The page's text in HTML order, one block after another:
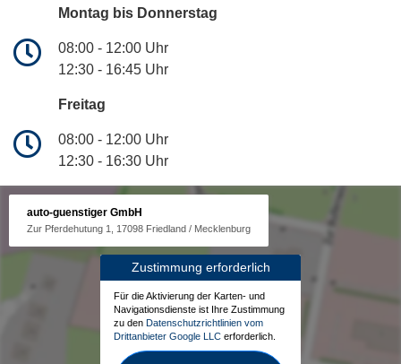
Montag bis Donnerstag
08:00 - 12:00 Uhr
12:30 - 16:45 Uhr
Freitag
08:00 - 12:00 Uhr
12:30 - 16:30 Uhr
auto-guenstiger GmbH
Zur Pferdehutung 1, 17098 Friedland / Mecklenburg
Zustimmung erforderlich
Für die Aktivierung der Karten- und
Navigationsdienste ist Ihre Zustimmung
zu den Datenschutzrichtlinien vom
Drittanbieter Google LLC erforderlich.